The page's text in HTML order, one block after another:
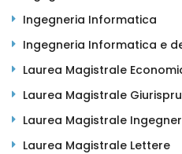
Ingegneria Informatica
Ingegneria Informatica e
Laurea Magistrale
Laurea Magistrale
Laurea Magistrale
Laurea Magistrale Lettere